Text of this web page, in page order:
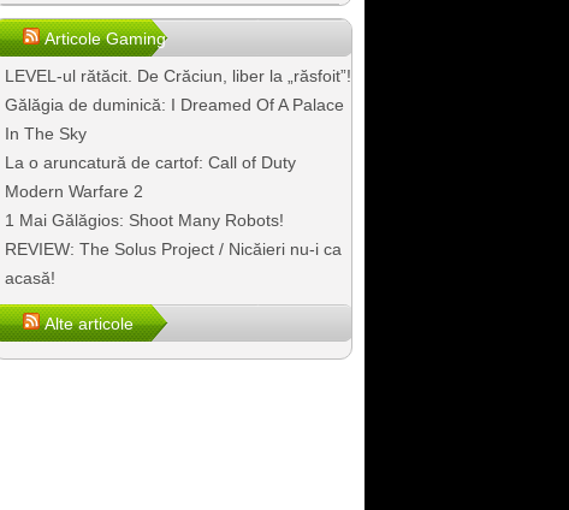
Articole Gaming
LEVEL-ul rătăcit. De Crăciun, liber la „răsfoit”!
Gălăgia de duminică: I Dreamed Of A Palace
In The Sky
La o aruncatură de cartof: Call of Duty
Modern Warfare 2
1 Mai Gălăgios: Shoot Many Robots!
REVIEW: The Solus Project / Nicăieri nu-i ca
acasă!
Alte articole